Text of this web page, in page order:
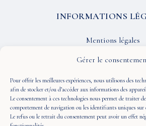
Gérer le
Pour offrir les meilleures expériences, nous utilisons des
afin de stocker et/ou d’accéder aux informations des
Le consentement à ces technologies nous permet de traiter
comportement de navigation ou les identifiants uniques sur
Le refus ou le retrait du consentement peut avoir un effet
INFORMATIONS
Mentions légales
Confidentialité
CGU
SUIVEZ-NOUS